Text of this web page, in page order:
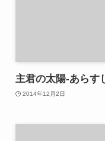
主君の太陽-あらす
2014年12月2日